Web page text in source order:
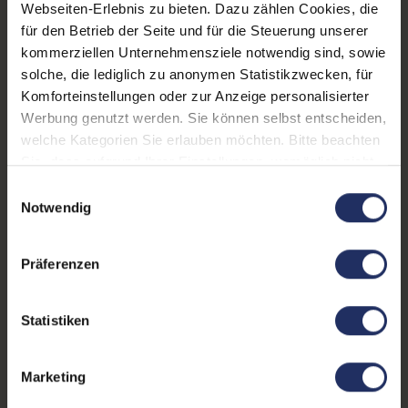
Webseiten-Erlebnis zu bieten. Dazu zählen Cookies, die
für den Betrieb der Seite und für die Steuerung unserer
kommerziellen Unternehmensziele notwendig sind, sowie
solche, die lediglich zu anonymen Statistikzwecken, für
Komforteinstellungen oder zur Anzeige personalisierter
Werbung genutzt werden. Sie können selbst entscheiden,
welche Kategorien Sie erlauben möchten. Bitte beachten
Sie, dass aufgrund Ihrer Einstellungen, womöglich nicht
Weitere Informationen finden Sie in
Notwendig
Präferenzen
Statistiken
Marketing
3 Typ A
Mehr anzeigen
Webcam: Nein
Kontrast: 1000:1
Ergonomie: Höhenverstellbar , Neigbar
Bildwiederholrate:
Maße (LxBxH):